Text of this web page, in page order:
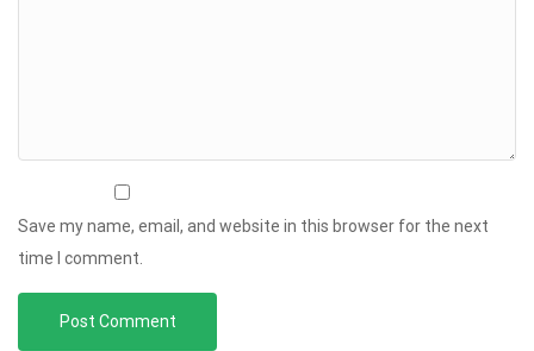
Save my name, email, and website in this browser for the next
time I comment.